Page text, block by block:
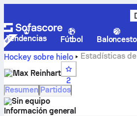
Tendencias Fútbol Baloncesto
Hockey sobre hielo
Estadísticas
Max Reinhart
2
Resumen Partidos
Sin equipo
Información general